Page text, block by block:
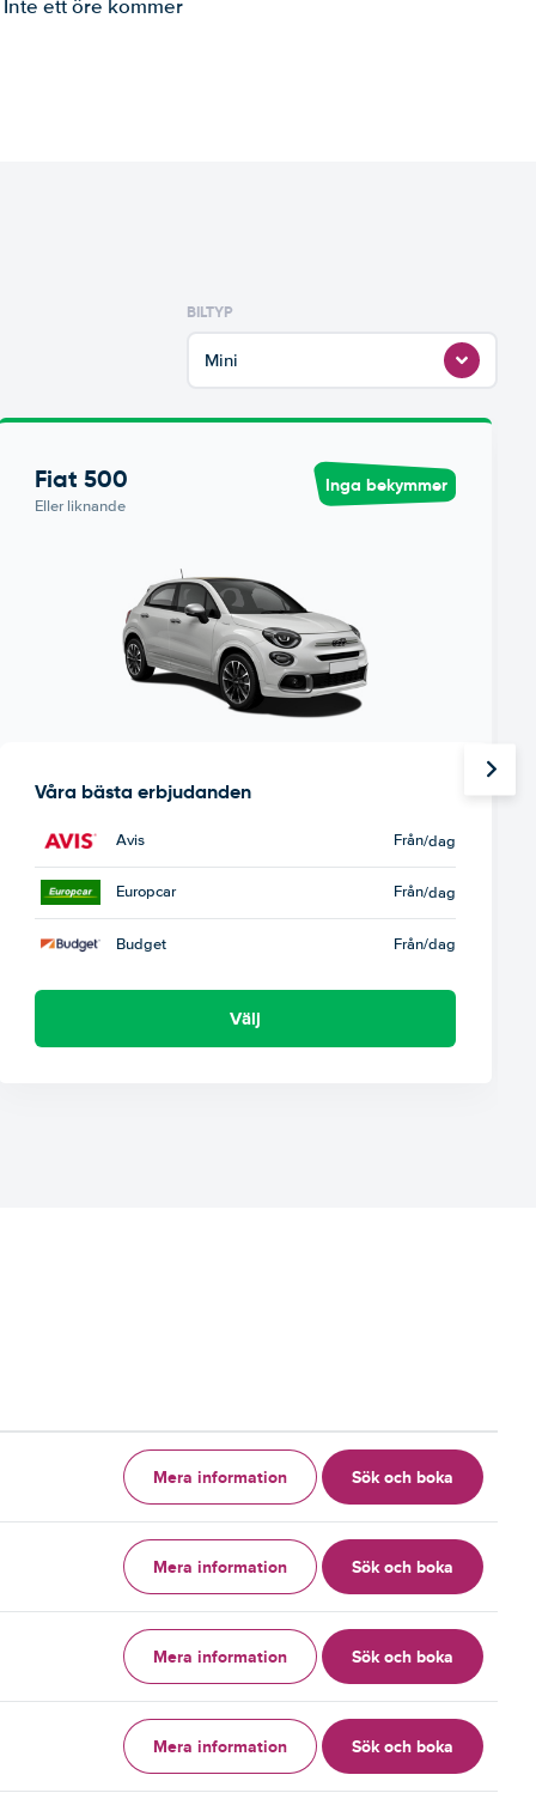
ett öre kommer
BILTYP
Mini
Fiat 500
Eller liknande
Inga bekymmer
Våra bästa erbjudanden
Avis Från/dag
Europcar Från/dag
Budget Från/dag
Välj
Mera information Sök och boka
Mera information Sök och boka
Mera information Sök och boka
Mera information Sök och boka